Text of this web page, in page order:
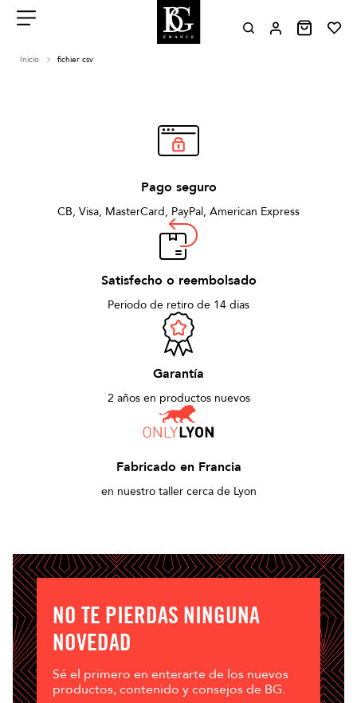
contenu
Inicio fichier csv
Pago seguro
CB, Visa, MasterCard, PayPal, American Express
Satisfecho o reembolsado
Periodo de retiro de 14 días
Garantía
2 años en productos nuevos
Fabricado en Francia
en nuestro taller cerca de Lyon
NO TE PIERDAS NINGUNA
NOVEDAD
Sé el primero en enterarte de los nuevos
productos, contenido y consejos de BG.